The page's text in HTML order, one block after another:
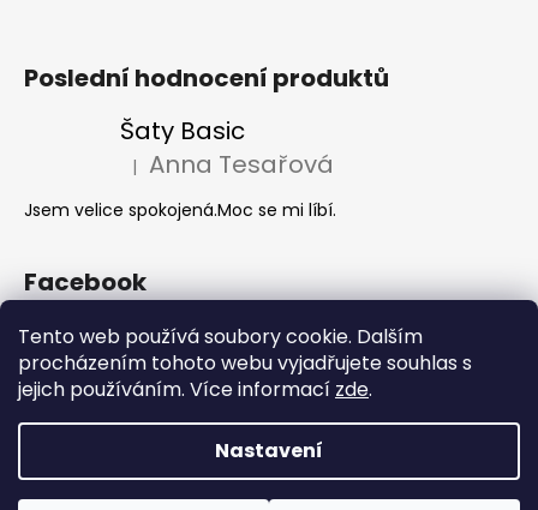
Tento web používá soubory cookie. Dalším
procházením tohoto webu vyjadřujete souhlas s
jejich používáním. Více informací zde.
Nastavení
Poslední hodnocení produktů
Šaty Basic
Hodnocení produktu je 5 z 5 hvězdiček.
| Anna Tesařová
Jsem velice spokojená.Moc se mi líbí.
Facebook
Akce 2+1